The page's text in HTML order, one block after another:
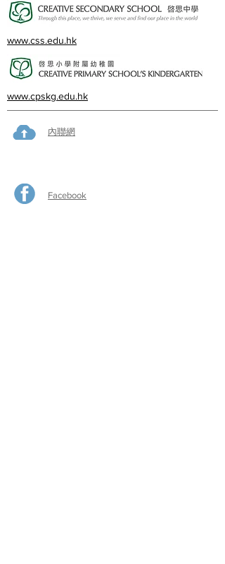
www.css.edu.hk
www.cpskg.edu.hk
內聯網
Facebook